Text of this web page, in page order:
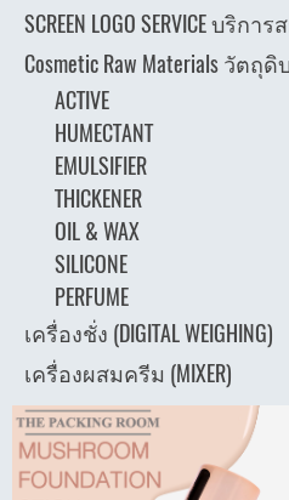
SCREEN LOGO SERVICE บริก
Cosmetic Raw Materials วัตถุ
ACTIVE
HUMECTANT
EMULSIFIER
THICKENER
OIL & WAX
SILICONE
PERFUME
เครื่องชั่ง (DIGITAL WEIGHING)
เครื่องผสมครีม (MIXER)